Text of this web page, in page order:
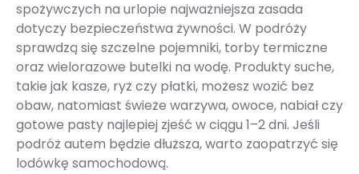
spożywczych na urlopie najważniejsza zasada
dotyczy bezpieczeństwa żywności. W podróży
sprawdzą się szczelne pojemniki, torby termiczne
oraz wielorazowe butelki na wodę. Produkty suche,
takie jak kasze, ryż czy płatki, możesz wozić bez
obaw, natomiast świeże warzywa, owoce, nabiał czy
gotowe pasty najlepiej zjeść w ciągu 1–2 dni. Jeśli
podróż autem będzie dłuższa, warto zaopatrzyć się
lodówkę samochodową.